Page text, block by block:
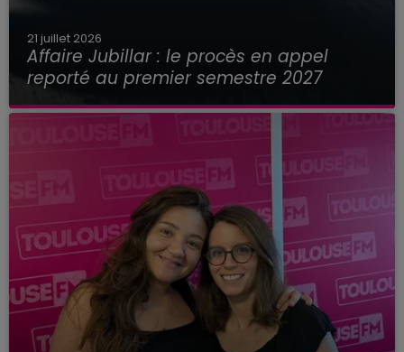
21 juillet 2026
Affaire Jubillar : le procès en appel
reporté au premier semestre 2027